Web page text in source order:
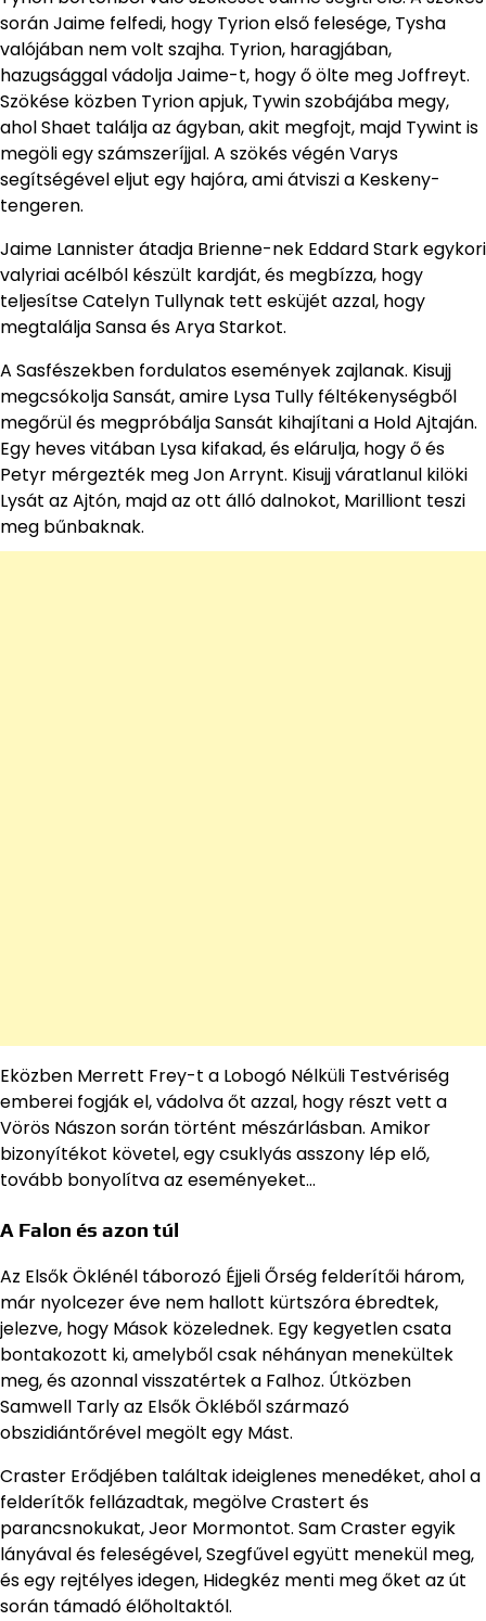
során Jaime felfedi, hogy Tyrion első felesége, Tysha
valójában nem volt szajha. Tyrion, haragjában,
hazugsággal vádolja Jaime-t, hogy ő ölte meg Joffreyt.
Szökése közben Tyrion apjuk, Tywin szobájába megy,
ahol Shaet találja az ágyban, akit megfojt, majd Tywint is
megöli egy számszeríjjal. A szökés végén Varys
segítségével eljut egy hajóra, ami átviszi a Keskeny-
tengeren.
Jaime Lannister átadja Brienne-nek Eddard Stark egykori
valyriai acélból készült kardját, és megbízza, hogy
teljesítse Catelyn Tullynak tett esküjét azzal, hogy
megtalálja Sansa és Arya Starkot.
A Sasfészekben fordulatos események zajlanak. Kisujj
megcsókolja Sansát, amire Lysa Tully féltékenységből
megőrül és megpróbálja Sansát kihajítani a Hold Ajtaján.
Egy heves vitában Lysa kifakad, és elárulja, hogy ő és
Petyr mérgezték meg Jon Arrynt. Kisujj váratlanul kilöki
Lysát az Ajtón, majd az ott álló dalnokot, Marilliont teszi
meg bűnbaknak.
Eközben Merrett Frey-t a Lobogó Nélküli Testvériség
emberei fogják el, vádolva őt azzal, hogy részt vett a
Vörös Nászon során történt mészárlásban. Amikor
bizonyítékot követel, egy csuklyás asszony lép elő,
tovább bonyolítva az eseményeket…
A Falon és azon túl
Az Elsők Öklénél táborozó Éjjeli Őrség felderítői három,
már nyolcezer éve nem hallott kürtszóra ébredtek,
jelezve, hogy Mások közelednek. Egy kegyetlen csata
bontakozott ki, amelyből csak néhányan menekültek
meg, és azonnal visszatértek a Falhoz. Útközben
Samwell Tarly az Elsők Ökléből származó
obszidiántőrével megölt egy Mást.
Craster Erődjében találtak ideiglenes menedéket, ahol a
felderítők fellázadtak, megölve Crastert és
parancsnokukat, Jeor Mormontot. Sam Craster egyik
lányával és feleségével, Szegfűvel együtt menekül meg,
és egy rejtélyes idegen, Hidegkéz menti meg őket az út
során támadó élőholtaktól.